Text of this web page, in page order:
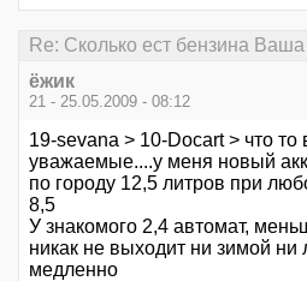
Re: Сколько ест бензина
ёжик
21 - 25.05.2009 - 08:12
19-sevana > 10-Docart > что то
уважаемые....у меня новый
по городу 12,5 литров при
8,5
У знакомого 2,4 автомат,
никак не выходит ни зимой ни
медленно